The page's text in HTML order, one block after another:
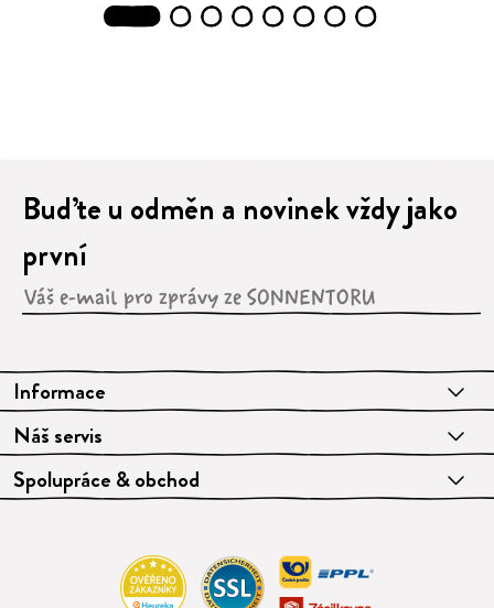
2 3 4 5 6 7 8
Informace
Náš servis
Spolupráce & obchod
Buďte u odměn a novinek vždy jako
první